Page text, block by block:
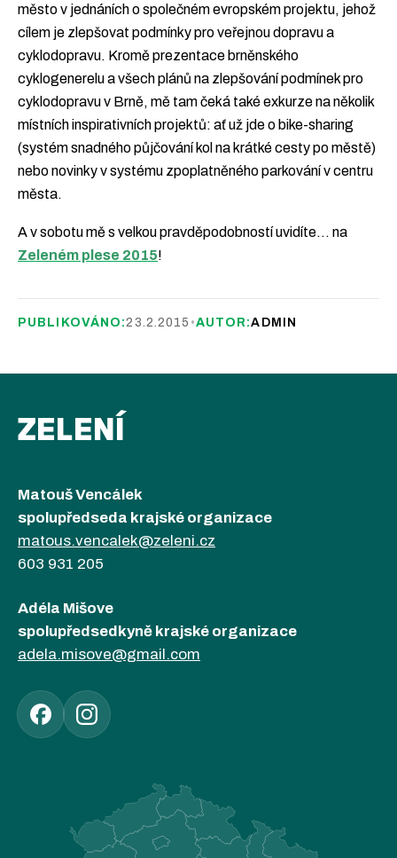
město v jednáních o společném evropském projektu, jehož
cílem je zlepšovat podmínky pro veřejnou dopravu a
cyklodopravu. Kromě prezentace brněnského
cyklogenerelu a všech plánů na zlepšování podmínek pro
cyklodopravu v Brně, mě tam čeká také exkurze na několik
místních inspirativních projektů: ať už jde o bike-sharing
(systém snadného půjčování kol na krátké cesty po městě)
nebo novinky v systému zpoplatněného parkování v centru
města.
A v sobotu mě s velkou pravděpodobností uvidíte… na
Zeleném plese 2015!
PUBLIKOVÁNO:23.2.2015 •AUTOR:ADMIN
ZELENÍ
Matouš Vencálek
spolupředseda krajské organizace
matous.vencalek@zeleni.cz
603 931 205
Adéla Mišove
spolupředsedkyně krajské organizace
adela.misove@gmail.com